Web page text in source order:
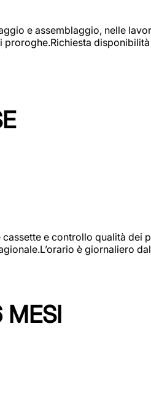
e assemblaggio, nelle
e controllo qualità dei
è giornaliero
MESI